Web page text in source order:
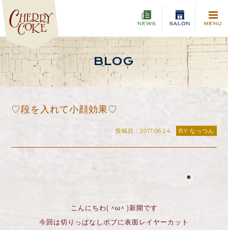
BLOG
♡段を入れて小顔効果♡
投稿日：2017.06.24 BY なっつん
こんにちわ( ^ω^ )新開です
今回は切りっぱなしボブに表面レイヤーカット